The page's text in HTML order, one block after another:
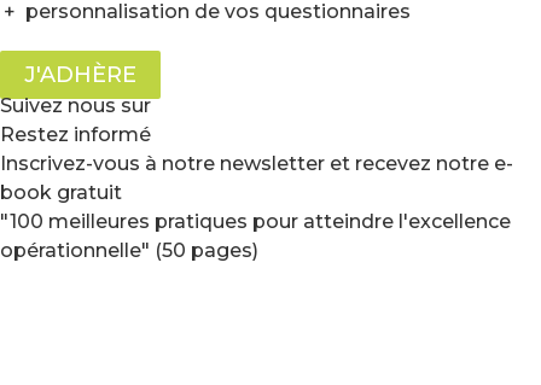
+ personnalisation de vos questionnaires
J'ADHÈRE
Suivez nous sur
Restez informé
Inscrivez-vous à notre newsletter et recevez notre e-
book gratuit
"100 meilleures pratiques pour atteindre l'excellence
opérationnelle" (50 pages)